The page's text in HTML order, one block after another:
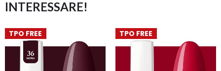
INTERESSARE!
TPO FREE TPO FREE